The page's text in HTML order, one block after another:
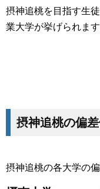
摂神追桃を目指す生
業大学が挙げられます
摂神追桃の偏
摂神追桃の各大学の